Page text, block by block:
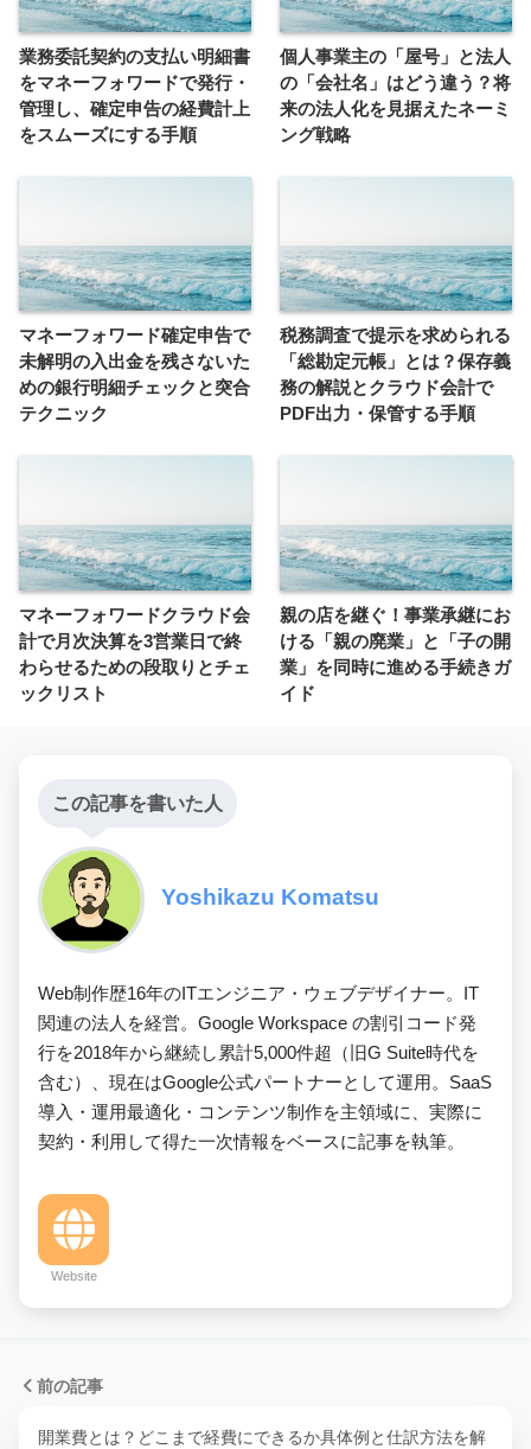
業務委託契約の支払い明細書
をマネーフォワードで発行・
管理し、確定申告の経費計上
をスムーズにする手順
個人事業主の「屋号」と法人
の「会社名」はどう違う？将
来の法人化を見据えたネーミ
ング戦略
マネーフォワード確定申告で
未解明の入出金を残さないた
めの銀行明細チェックと突合
テクニック
税務調査で提示を求められる
「総勘定元帳」とは？保存義
務の解説とクラウド会計で
PDF出力・保管する手順
マネーフォワードクラウド会
計で月次決算を3営業日で終
わらせるための段取りとチェ
ックリスト
親の店を継ぐ！事業承継にお
ける「親の廃業」と「子の開
業」を同時に進める手続きガ
イド
この記事を書いた人
Yoshikazu Komatsu
Web制作歴16年のITエンジニア・ウェブデザイナー。IT
関連の法人を経営。Google Workspace の割引コード発
行を2018年から継続し累計5,000件超（旧G Suite時代を
含む）、現在はGoogle公式パートナーとして運用。SaaS
導入・運用最適化・コンテンツ制作を主領域に、実際に
契約・利用して得た一次情報をベースに記事を執筆。
Website
前の記事
開業費とは？どこまで経費にできるか具体例と仕訳方法を解